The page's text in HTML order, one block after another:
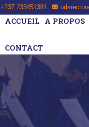
+237 233451381
ACCUEIL A PROPOS
CONTACT